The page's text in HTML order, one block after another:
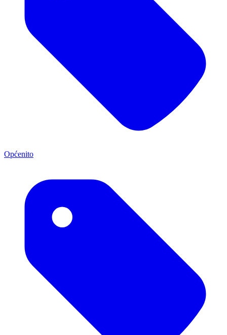
Općenito